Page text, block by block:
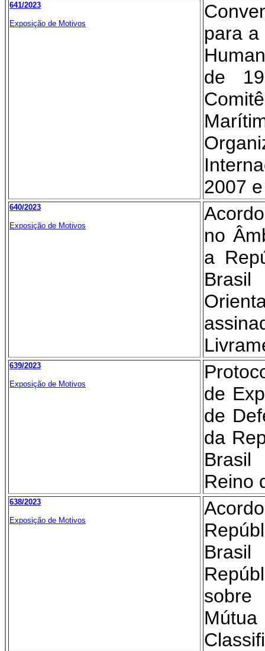
641/2023
Exposição de Motivos
para a
de
2007
640/2023
Exposição de Motivos
no
a
639/2023
Exposição de Motivos
de
de
da
Reino
638/2023
Exposição de Motivos